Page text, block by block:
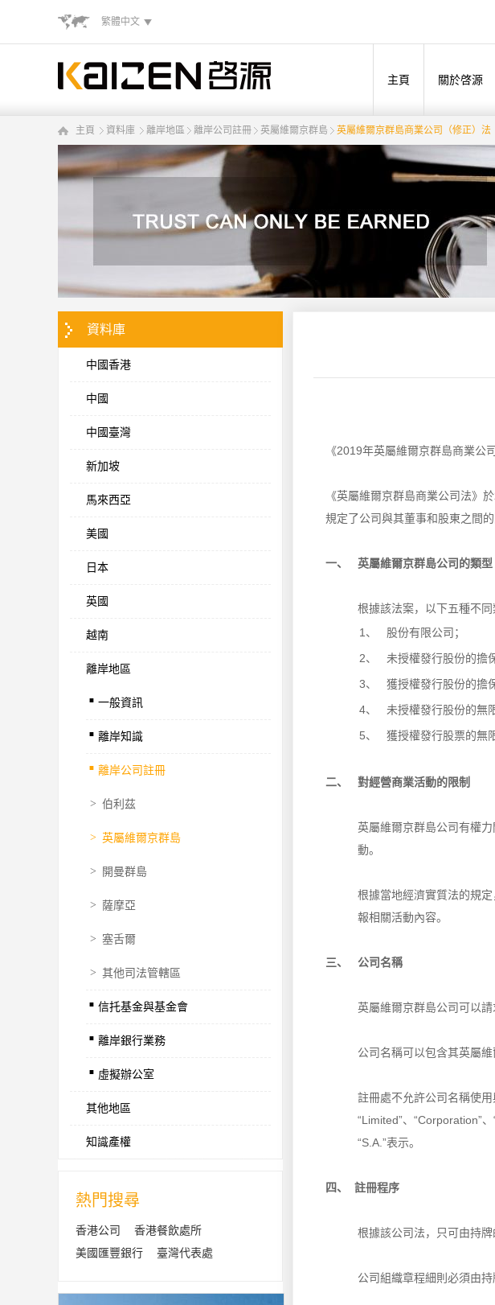
繁體中文
主頁 關於啓源
主頁 資料庫 離岸地區 離岸公司註冊 英屬維爾京群島 英屬維爾京群島商業公司（修正）法
資料庫
中國香港
中國
中國臺灣
新加坡
馬來西亞
美國
日本
英國
越南
離岸地區
.一般資訊
. 離岸知識
. 離岸公司註冊
> 伯利茲
> 英屬維爾京群島
> 開曼群島
> 薩摩亞
> 塞舌爾
> 其他司法管轄區
. 信托基金與基金會
. 離岸銀行業務
. 虛擬辦公室
其他地區
知識產權
熱門搜尋
香港公司
香港餐飲處所
美國匯豐銀行
臺灣代表處
《2019年英屬維爾京群島商業公
《英屬維爾京群島商業公司法》
規定了公司與其董事和股東之間
一、 英屬維爾京群島公司的類型
根據該法案，以下五種不同
1、
股份有限公司；
2、
未授權發行股份的擔
3、
獲授權發行股份的擔
4、
未授權發行股份的無
5、
獲授權發行股票的無
二、 對經營商業活動的限制
英屬維爾京群島公司有權
動。
根據當地經濟實質法的規
報相關活動內容。
三、 公司名稱
英屬維爾京群島公司可以
公司名稱可以包含其英屬
註冊處不允許公司名稱使
“Limited”、“Corporation”
“S.A.”表示。
四、 註冊程序
根據該公司法，只可由持
公司組織章程細則必須由